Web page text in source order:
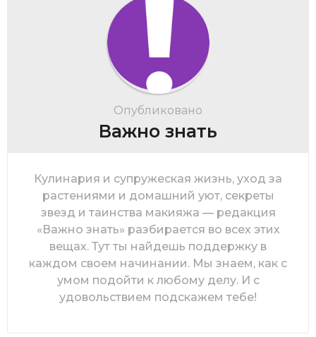
Опубликовано
Важно знать
Кулинария и супружеская жизнь, уход за
растениями и домашний уют, секреты
звезд и таинства макияжа — редакция
«Важно знать» разбирается во всех этих
вещах. Тут ты найдешь поддержку в
каждом своем начинании. Мы знаем, как с
умом подойти к любому делу. И с
удовольствием подскажем тебе!